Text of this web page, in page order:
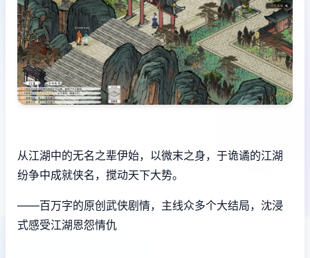
从江湖中的无名之辈伊始，以微末之身，于诡谲的江湖
纷争中成就侠名，搅动天下大势。
——百万字的原创武侠剧情，主线众多个大结局，沈浸
式感受江湖恩怨情仇